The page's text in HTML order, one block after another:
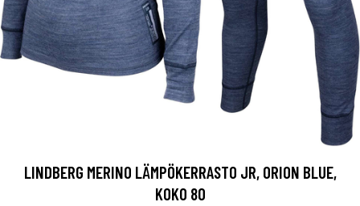
LINDBERG MERINO LÄMPÖKERRASTO JR, ORION BLUE,
KOKO 80